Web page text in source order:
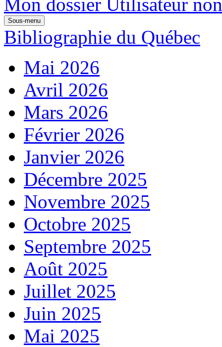
Sous-menu
Bibliographie du Québec
Mai 2026
Avril 2026
Mars 2026
Février 2026
Janvier 2026
Décembre 2025
Novembre 2025
Octobre 2025
Septembre 2025
Août 2025
Juillet 2025
Juin 2025
Mai 2025